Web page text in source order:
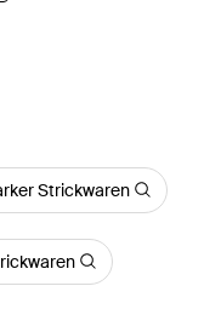
Strickwaren